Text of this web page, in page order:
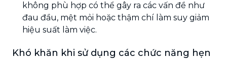
không phù hợp có thể gây ra các vấn đề như
đau đầu, mệt mỏi hoặc thậm chí làm suy giảm
hiệu suất làm việc.
Khó khăn khi sử dụng các chức năng hẹn